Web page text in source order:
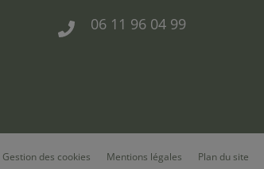
06 11 96 04 99
Gestion des cookies Mentions légales Plan du site